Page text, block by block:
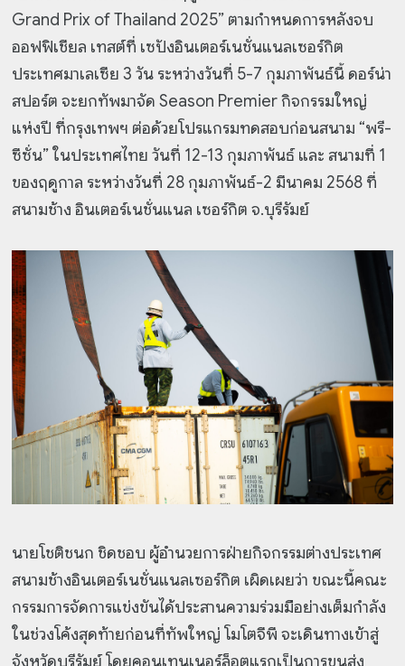
Grand Prix of Thailand 2025” ตามกำหนดการหลังจบ
ออฟฟิเชียล เทสต์ที่ เซปังอินเตอร์เนชั่นแนลเซอร์กิต
ประเทศมาเลเซีย 3 วัน ระหว่างวันที่ 5-7 กุมภาพันธ์นี้ ดอร์น่า
สปอร์ต จะยกทัพมาจัด Season Premier กิจกรรมใหญ่
แห่งปี ที่กรุงเทพฯ ต่อด้วยโปรแกรมทดสอบก่อนสนาม “พรี-
ซีซั่น” ในประเทศไทย วันที่ 12-13 กุมภาพันธ์ และ สนามที่ 1
ของฤดูกาล ระหว่างวันที่ 28 กุมภาพันธ์-2 มีนาคม 2568 ที่
สนามช้าง อินเตอร์เนชั่นแนล เซอร์กิต จ.บุรีรัมย์
นายโชติชนก ชิดชอบ ผู้อำนวยการฝ่ายกิจกรรมต่างประเทศ
สนามช้างอินเตอร์เนชั่นแนลเซอร์กิต เผิดเผยว่า ขณะนี้คณะ
กรรมการจัดการแข่งขันได้ประสานความร่วมมือย่างเต็มกำลัง
ในช่วงโค้งสุดท้ายก่อนที่ทัพใหญ่ โมโตจีพี จะเดินทางเข้าสู่
จังหวัดบุรีรัมย์ โดยคอนเทนเนอร์ล็อตแรกเป็นการขนส่ง